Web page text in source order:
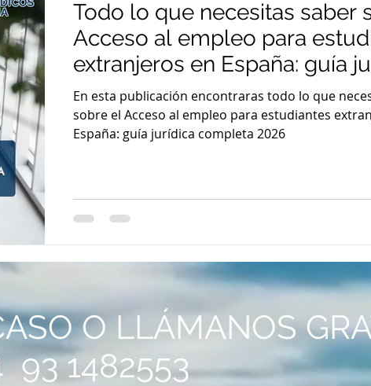
Todo lo que necesitas saber
Acceso al empleo para
extranjeros en España: guía
completa 2026
En esta publicación encontraras todo lo que
sobre el Acceso al empleo para estudiantes
España: guía jurídica completa 2026
O LLÁMANOS
93 1482553